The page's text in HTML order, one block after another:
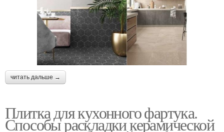
читать дальше →
Плитка для кухонного фартука.
Способы раскладки керамической